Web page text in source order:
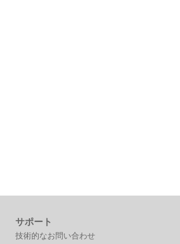
サポート
技術的なお問い合わせ